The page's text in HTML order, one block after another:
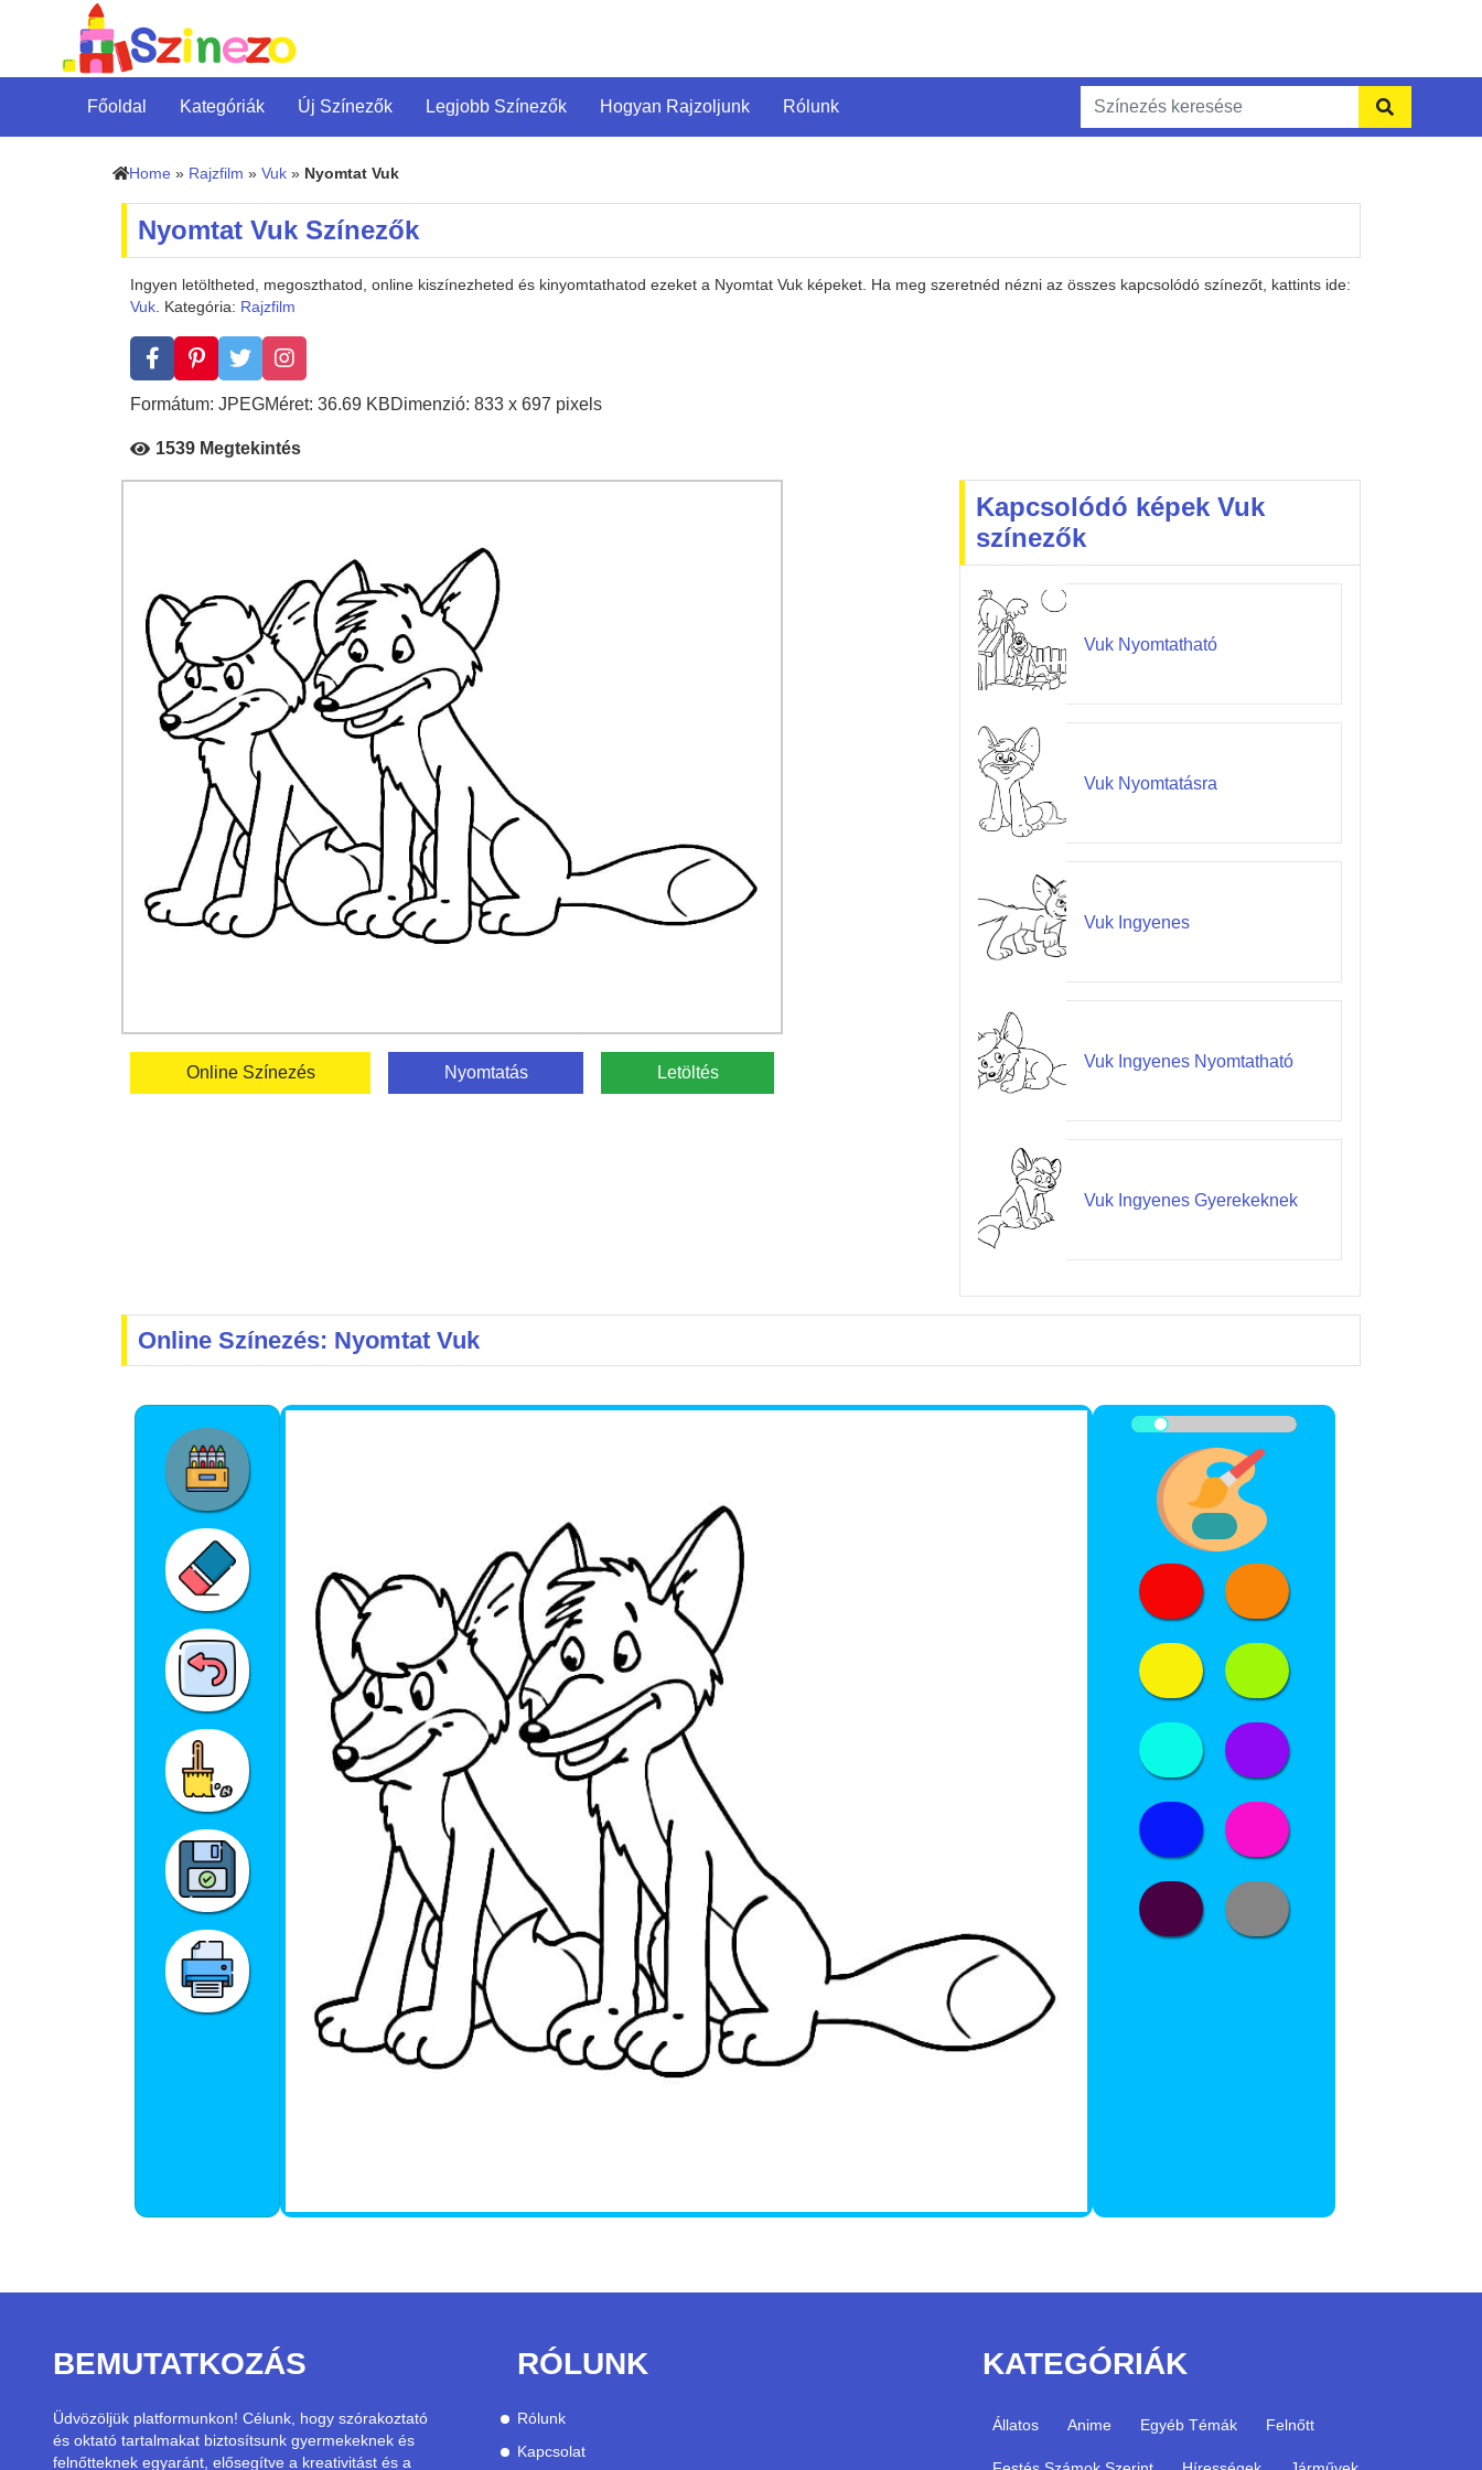
Főoldal Kategóriák Új Színezők Legjobb Színezők Hogyan Rajzoljunk Rólunk
Home » Rajzfilm » Vuk » Nyomtat Vuk
Nyomtat Vuk Színezők
Ingyen letöltheted, megoszthatod, online kiszínezheted és kinyomtathatod ezeket a Nyomtat Vuk képeket. Ha meg szeretnéd nézni az összes kapcsolódó színezőt, kattints ide:
Vuk. Kategória: Rajzfilm
Formátum: JPEGMéret: 36.69 KBDimenzió: 833 x 697 pixels
1539 Megtekintés
Online Színezés Nyomtatás Letöltés
Kapcsolódó képek Vuk
színezők
Vuk Nyomtatható
Vuk Nyomtatásra
Vuk Ingyenes
Vuk Ingyenes Nyomtatható
Vuk Ingyenes Gyerekeknek
Online Színezés: Nyomtat Vuk
BEMUTATKOZÁS
Üdvözöljük platformunkon! Célunk, hogy szórakoztató
és oktató tartalmakat biztosítsunk gyermekeknek és
felnőtteknek egyaránt, elősegítve a kreativitást és a
RÓLUNK
Rólunk
Kapcsolat
KATEGÓRIÁK
Állatos Anime Egyéb Témák Felnőtt